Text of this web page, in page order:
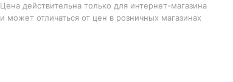
Цена действительна только для интернет-магазина
и может отличаться от цен в розничных магазинах